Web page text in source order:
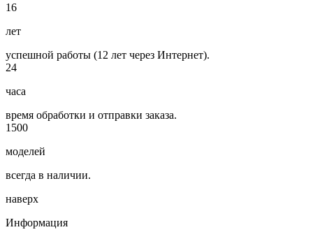
16
лет
успешной работы (12 лет через Интернет).
24
часа
время обработки и отправки заказа.
1500
моделей
всегда в наличии.
наверх
Информация